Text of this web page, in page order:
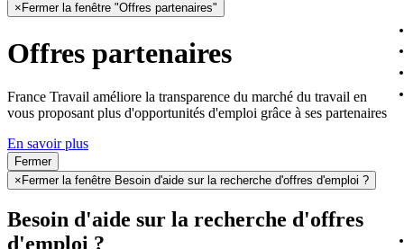
× Fermer la fenêtre "Offres partenaires"
Offres partenaires
France Travail améliore la transparence du marché du travail en
vous proposant plus d'opportunités d'emploi grâce à ses partenaires
En savoir plus
Fermer
× Fermer la fenêtre Besoin d'aide sur la recherche d'offres d'emploi ?
Besoin d'aide sur la recherche d'offres
d'emploi ?